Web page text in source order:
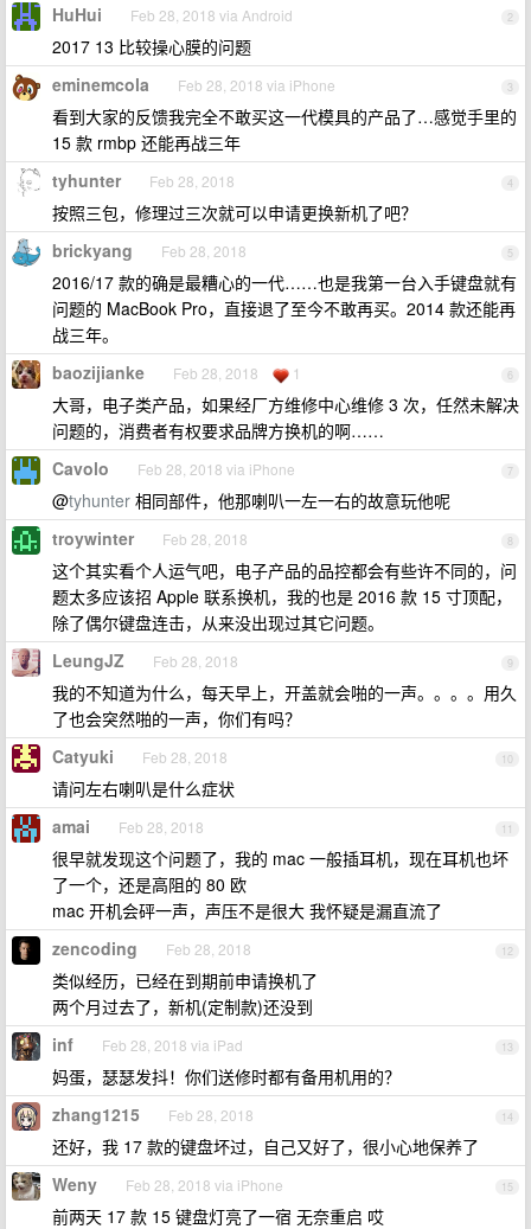
2
HuHui Feb 28, 2018 via Android
2017 13 比较操心膜的问题
3
eminemcola Feb 28, 2018 via iPhone
看到大家的反馈我完全不敢买这一代模具的产品了…感觉手里的
15 款 rmbp 还能再战三年
4
tyhunter Feb 28, 2018
按照三包，修理过三次就可以申请更换新机了吧？
5
brickyang Feb 28, 2018
2016/17 款的确是最糟心的一代……也是我第一台入手键盘就有
问题的 MacBook Pro，直接退了至今不敢再买。2014 款还能再
战三年。
6
baozijianke Feb 28, 2018 1
大哥，电子类产品，如果经厂方维修中心维修 3 次，任然未解决
问题的，消费者有权要求品牌方换机的啊……
7
Cavolo Feb 28, 2018 via iPhone
@tyhunter 相同部件，他那喇叭一左一右的故意玩他呢
8
troywinter Feb 28, 2018
这个其实看个人运气吧，电子产品的品控都会有些许不同的，问
题太多应该招 Apple 联系换机，我的也是 2016 款 15 寸顶配，
除了偶尔键盘连击，从来没出现过其它问题。
9
LeungJZ Feb 28, 2018
我的不知道为什么，每天早上，开盖就会啪的一声。。。。用久
了也会突然啪的一声，你们有吗？
10
Catyuki Feb 28, 2018
请问左右喇叭是什么症状
11
amai Feb 28, 2018
很早就发现这个问题了，我的 mac 一般插耳机，现在耳机也坏
了一个，还是高阻的 80 欧
mac 开机会砰一声，声压不是很大 我怀疑是漏直流了
12
zencoding Feb 28, 2018
类似经历，已经在到期前申请换机了
两个月过去了，新机(定制款)还没到
13
inf Feb 28, 2018 via iPad
妈蛋，瑟瑟发抖！你们送修时都有备用机用的？
14
zhang1215 Feb 28, 2018
还好，我 17 款的键盘坏过，自己又好了，很小心地保养了
15
Weny Feb 28, 2018 via iPhone
前两天 17 款 15 键盘灯亮了一宿 无奈重启 哎